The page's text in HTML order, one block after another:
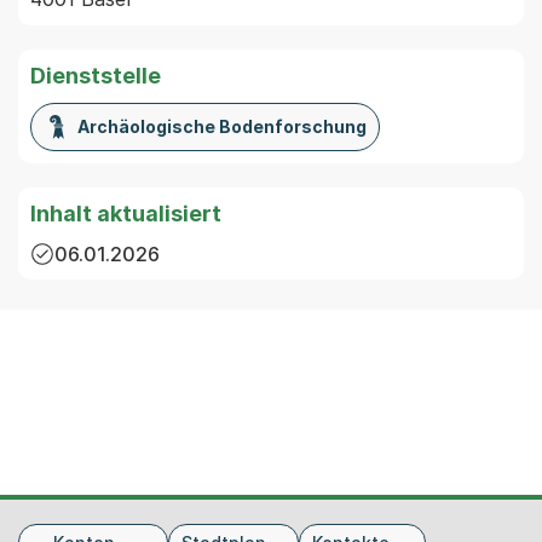
Dienststelle
Archäologische Bodenforschung
Inhalt aktualisiert
06.01.2026
Fusszeile